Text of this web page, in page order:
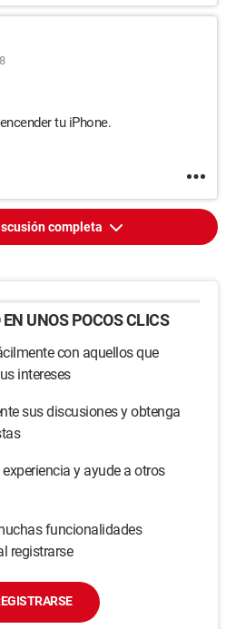
tu iPhone.
completa
UNOS POCOS CLICS
con aquellos que
intereses
sus discusiones y obtenga
y ayude a otros
funcionalidades
registrarse